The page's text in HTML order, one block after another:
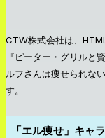
CTW株式会社は、
『ピーター・グリルと
ルフさんは痩せられな
す。
「エル痩せ」キャ